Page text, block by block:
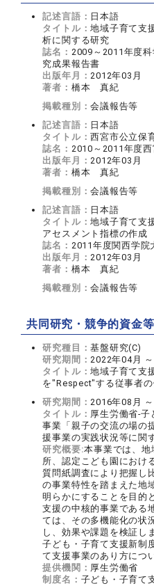
記述言語： 日本語
タイトル：地域子育て支
析に関する研究
誌名： 2009～2011年度
究成果報告書
出版年月：2012年03月
著者： 橋本 真紀
掲載種別：会議報告等
記述言語： 日本語
タイトル：西宮市公立保
誌名： 2010～2011年度
出版年月：2012年03月
著者： 橋本 真紀
掲載種別：会議報告等
記述言語： 日本語
タイトル：地域子育て支
アセスメント指標の作成
誌名： 2011年度関西学院
出版年月：2012年03月
著者： 橋本 真紀
掲載種別：会議報告等
共同研究・競争的資金
研究種目：基盤研究(C)
研究期間：2022年04月
タイトル：地域子育て支
を"Respect"する従事者
研究期間：2016年08月
タイトル： 厚生労働省-子
事業「親子の交流の場の
援事業の実践状況等に関
研究概要:本事業では、地
所、認定こども園におけ
質問紙調査により把握し
の事業特性を踏まえた地
明らかにすることを目的
支援の中核的事業である
ては、その多機能化の状
し、効果や課題を検証し
子ども・子育て支援新制
て支援事業のあり方につ
提供機関： 厚生労働省
制度名： 子ども・子育て